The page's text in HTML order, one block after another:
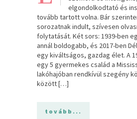
elgondolkodtató és
tovább tartott volna. Bár
sorozatnak indult, szívesen
folytatását. Két sors: 1939-ben
annál boldogabb, és 2017-ben
egy kiváltságos, gazdag élet. A
egy 5 gyermekes család a
lakóhajóban rendkívül szegény
között […]
tovább...